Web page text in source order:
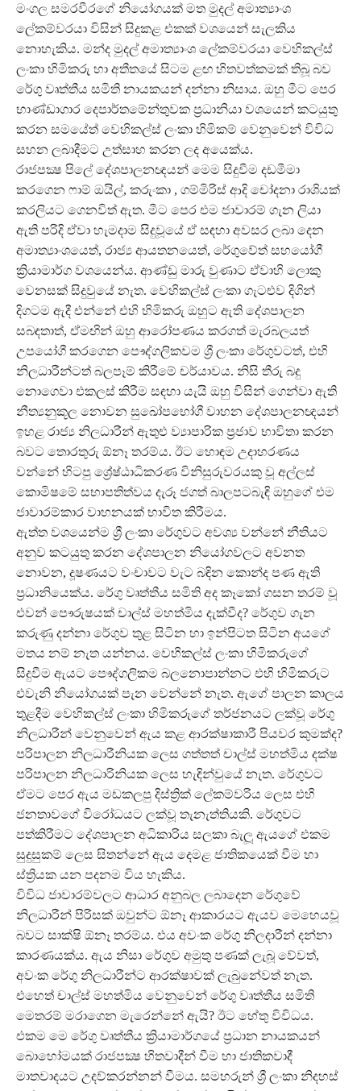
මංගල සමරවීරගේ නියෝගයක් මත මුදල් අමාත්‍යාංශ
ලේකම්වරයා විසින් සිදුකළ එකක් වශයෙන් සැලකිය
නොහැකිය. මන්ද මුදල් අමාත්‍යාංශ ලේකම්වරයා වෙහිකල්ස්
ලංකා හිමිකරු හා අතීතයේ සිටම ළඟ හිතවත්කමක් තිබූ බව
රේගු වෘත්තීය සමිති නායකයන් දන්නා නිසාය. ඔහු මීට පෙර
භාණ්ඩාගාර දෙපාර්තමේන්තුවක ප්‍රධානියා වශයෙන් කටයුතු
කරන සමයේත් වෙහිකල්ස් ලංකා හිමිකම් වෙනුවෙන් විවිධ
සහන ලබාදීමට උත්සාහ කරන ලද අයෙක්ය.
රාජපක්‍ෂ පිලේ දේශපාලනඥයන් මෙම සිදුවීම දඩමීමා
කරගෙන ෆාම් ඔයිල්, කරුංකා , ගම්මිරිස් ආදි චෝදනා රාශියක්
කරලියට ගෙනවිත් ඇත. මීට පෙර එම ජාවාරම් ගැන ලියා
ඇති පරිදි ඒවා හැමදාම සිදුවූයේ ඒ සඳහා අවසර ලබා දෙන
අමාත්‍යාංශයෙත්, රාජ්‍ය ආයතනයෙත්, රේගුවේත් සහයෝගී
ක්‍රියාමාර්ග වශයෙන්ය. ආණ්ඩු මාරු වුණාට ඒවාහි ලොකු
වෙනසක් සිදුවුයේ නැත. වෙහිකල්ස් ලංකා ගැටළුව දිගින්
දිගටම ඇදී එන්නේ එහි හිමිකරු ඔහුට ඇති දේශපාලන
සබඳතාත්, ඒමඟින් ඔහු ආරෝපණය කරගත් මැරබලයත්
උපයෝගී කරගෙන පෞද්ගලිකවම ශ්‍රී ලංකා රේගුවටත්, එහි
නිලධාරීන්ටත් බලපෑම් කිරීමේ චර්යාවය. නිසි තීරු බදු
නොගෙවා එකලස් කිරීම සඳහා යැයි ඔහු විසින් ගෙන්වා ඇති
නීත්‍යනුකූල නොවන සුඛෝපභෝගී වාහන දේශපාලනඥයන්
ඉහළ රාජ්‍ය නිලධාරීන් ඇතුළු ව්‍යාපාරික ප්‍රජාව භාවිතා කරන
බවට තොරතුරු ඕනෑ තරම්ය. ඊට හොඳම උදාහරණය
වන්නේ හිටපු ශ්‍රේෂ්ඨාධිකරණ විනිසුරුවරයකු වූ අල්ලස්
කොමිෂමේ සභාපතිත්වය දැරූ ජගත් බාලපටබැඳි ඔහුගේ එම
ජාවාරම්කාර වාහනයක් භාවිත කිරීමය.
ඇත්ත වශයෙන්ම ශ්‍රී ලංකා රේගුවට අවශ්‍ය වන්නේ නීතියට
අනුව කටයුතු කරන දේශපාලන නියෝගවලට අවනත
නොවන, දූෂණයට වංචාවට වැට බඳින කොන්ද පණ ඇති
ප්‍රධානියෙක්ය. රේගු වෘත්තීය සමිති අද කෑකෝ ගසන තරම් වූ
එවන් පෞරුෂයක් චාල්ස් මහත්මිය දැක්වීද? රේගුව ගැන
කරුණු දන්නා රේගුව තුළ සිටින හා ඉන්පිටත සිටින අයගේ
මතය නම් නැත යන්නය. වෙහිකල්ස් ලංකා හිමිකරුගේ
සිදුවීම ඇයට පෞද්ගලිකම බලනොපාන්නට එහි හිමිකරුට
එවැනි නියෝගයක් පැන වෙන්නේ නැත. ඇගේ පාලන කාලය
තුළදීම වෙහිකල්ස් ලංකා හිමිකරුගේ තර්ජනයට ලක්වූ රේගු
නිලධාරීන් වෙනුවෙන් ඇය කළ ආරක්ෂාකාරී පියවර කුමක්ද?
පරිපාලන නිලධාරීනියක ලෙස ගත්තත් චාල්ස් මහත්මිය දක්ෂ
පරිපාලන නිලධාරිනියක ලෙස හැඳින්වුයේ නැත. රේගුවට
ඒමට පෙර ඇය මඩකලපු දිස්ත්‍රික් ලේකම්වරිය ලෙස එහි
ජනතාවගේ විරෝධයට ලක්වූ තැනැත්තියකි. රේගුවට
පත්කිරීමට දේශපාලන අධිකාරිය සලකා බැලූ ඇයගේ එකම
සුදුසුකම් ලෙස සිතන්නේ ඇය දෙමළ ජාතිකයෙක් වීම හා
ස්ත්‍රියක යන පදනම විය හැකිය.
විවිධ ජාවාරම්වලට ආධාර අනුබල ලබාදෙන රේගුවේ
නිලධාරීන් පිරිසක් ඔවුන්ට ඕනෑ ආකාරයට ඇයව මෙහෙයවූ
බවට සාක්ෂි ඕනෑ තරම්ය. එය අවංක රේගු නිලදාරීන් දන්නා
කාරණයක්ය. ඇය නිසා රේගුව අමුතු පණක් ලැබූ වේවත්,
අවංක රේගු නිලධාරීන්ට ආරක්ෂාවක් ලැබුනේවත් නැත.
එහෙත් චාල්ස් මහත්මිය වෙනුවෙන් රේගු වෘත්තීය සමිති
මෙතරම් මරාගෙන මැරෙන්නේ ඇයි? ඊට හේතු විවිධය.
එකම මෙ රේගු වෘත්තීය ක්‍රියාමාර්ගයේ ප්‍රධාන නායකයන්
බොහෝමයක් රාජපක්‍ෂ හිතවාදීන් වීම හා ජාතිකවාදී
මාතවාදයට උදව්කරන්නන් වීමය. සමහරුන් ශ්‍රී ලංකා නිදහස්